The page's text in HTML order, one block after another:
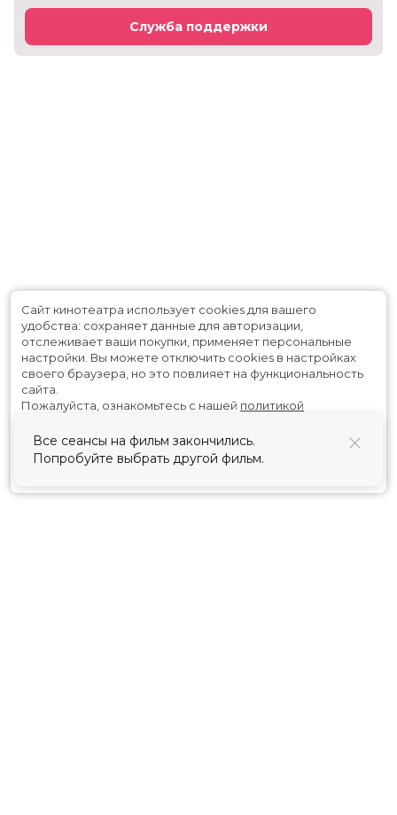
Служба поддержки
Все сеансы на фильм закончились.
Попробуйте выбрать другой фильм.
Сайт кинотеатра использует cookies для вашего
удобства: сохраняет данные для авторизации,
отслеживает ваши покупки, применяет персональные
настройки. Вы можете отключить cookies в настройках
своего браузера, но это повлияет на функциональность
сайта.
Пожалуйста, ознакомьтесь с нашей политикой
Принять